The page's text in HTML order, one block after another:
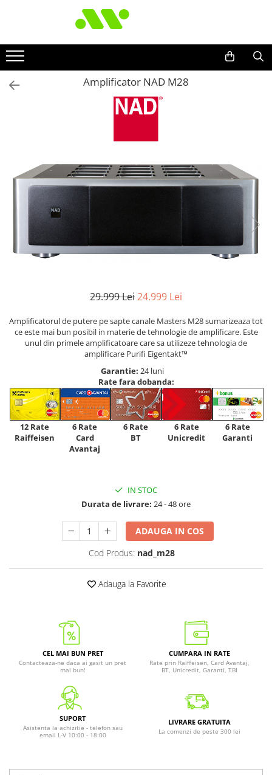
Amplificator NAD M28
29.999 Lei24.999 Lei
Amplificatorul de putere pe sapte canale Masters M28 sumarizeaza tot
ce este mai bun posibil in materie de tehnologie de amplificare. Este
unul din primele amplificatoare care sa utilizeze tehnologia de
amplificare Purifi Eigentakt™
Garantie: 24 luni
Rate fara dobanda:
12 Rate
Raiffeisen
6 Rate
Card
Avantaj
6 Rate
BT
6 Rate
Unicredit
6 Rate
Garanti
IN STOC
Durata de livrare: 24 - 48 ore
ADAUGA IN COS
Cod Produs: nad_m28
Adauga la Favorite
CEL MAI BUN PRET
Contacteaza-ne daca ai gasit un pret
mai bun!
CUMPARA IN RATE
Rate prin Raiffeisen, Card Avantaj,
BT, Unicredit, Garanti, TBI
SUPORT
Asistenta la achizitie - telefon sau
email L-V 10:00 - 18:00
LIVRARE GRATUITA
La comenzi de peste 300 lei